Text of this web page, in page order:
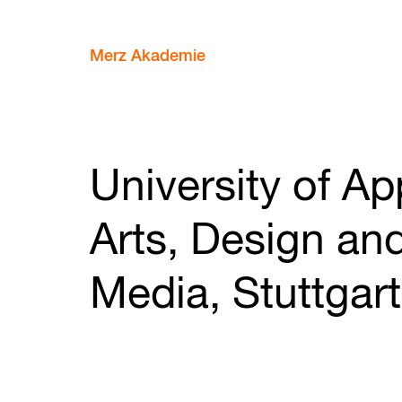
Merz Akademie
University of
Arts, Design
Media, Stuttgart